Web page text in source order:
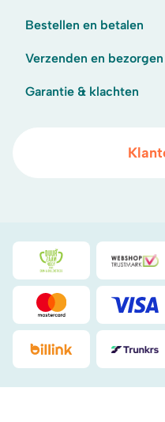
Bestellen en betalen
Verzenden en bezorgen
Garantie & klachten
Mastercard Visa
Billink DHL